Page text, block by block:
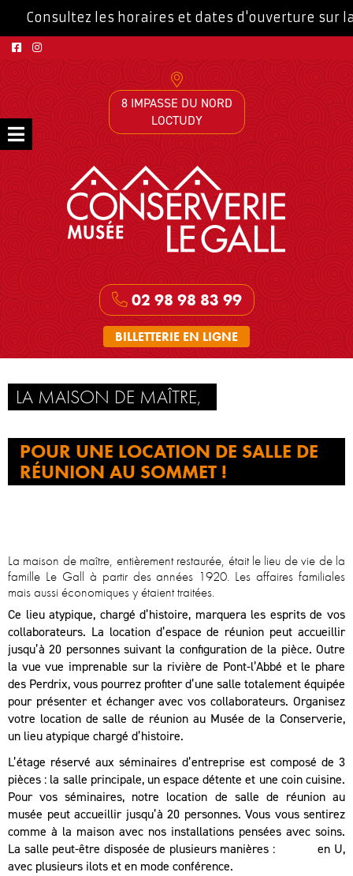
8 IMPASSE DU NORD
LOCTUDY
02 98 98 83 99
BILLETTERIE EN LIGNE
LA MAISON DE MAÎTRE,
POUR UNE LOCATION DE SALLE DE
RÉUNION AU SOMMET !
La maison de maître, entièrement restaurée, était le lieu de vie de la
famille Le Gall à partir des années 1920. Les affaires familiales
mais aussi économiques y étaient traitées.
Ce lieu atypique, chargé d’histoire, marquera les esprits de vos
collaborateurs. La location d’espace de réunion peut accueillir
jusqu’à 20 personnes suivant la configuration de la pièce. Outre
la vue vue imprenable sur la rivière de Pont-l’Abbé et le phare
des Perdrix, vous pourrez profiter d’une salle totalement équipée
pour présenter et échanger avec vos collaborateurs. Organisez
votre location de salle de réunion au Musée de la Conserverie,
un lieu atypique chargé d’histoire.
L’étage réservé aux séminaires d’entreprise est composé de 3
pièces : la salle principale, un espace détente et une coin cuisine.
Pour vos séminaires, notre location de salle de réunion au
musée peut accueillir jusqu’à 20 personnes. Vous vous sentirez
comme à la maison avec nos installations pensées avec soins.
La salle peut-être disposée de plusieurs manières : en U,
avec plusieurs ilots et en mode conférence.
Consultez les horaires et dates d'ouverture sur